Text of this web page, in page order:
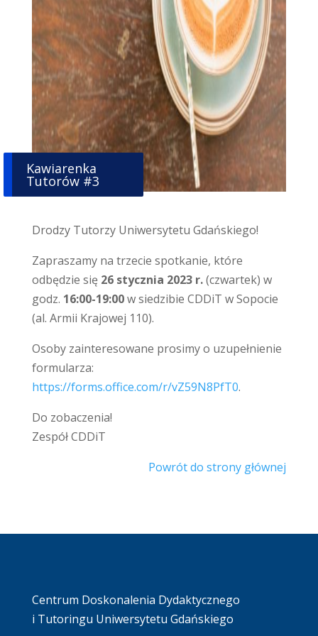
Kawiarenka
Tutorów #3
Drodzy Tutorzy Uniwersytetu Gdańskiego!
Zapraszamy na trzecie spotkanie, które
odbędzie się 26 stycznia 2023 r.(czwartek) w
godz. 16:00-19:00w siedzibie CDDiT w Sopocie
(al. Armii Krajowej 110).
Osoby zainteresowane prosimy o uzupełnienie
formularza:
https://forms.office.com/r/vZ59N8PfT0.
Do zobaczenia!
Zespół CDDiT
Powrót do strony głównej
Centrum Doskonalenia Dydaktycznego
i Tutoringu Uniwersytetu Gdańskiego